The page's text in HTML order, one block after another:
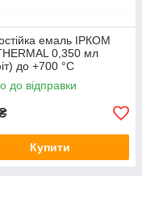
емаль ІРКОМ
0,350 мл
до +700 °C
до відправки
Купити